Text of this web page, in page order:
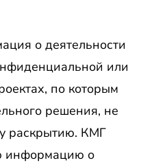
о деятельности
или
по которым
решения, не
раскрытию. КМГ
информацию о